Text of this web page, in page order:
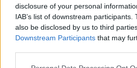
disclosure of your personal
IAB’s list of downstream
also be disclosed by us to third
Downstream Participants that may
Please note that this website/app
Τραγωδία στον Πύργο: Πατέρας
14χρονο γιο του